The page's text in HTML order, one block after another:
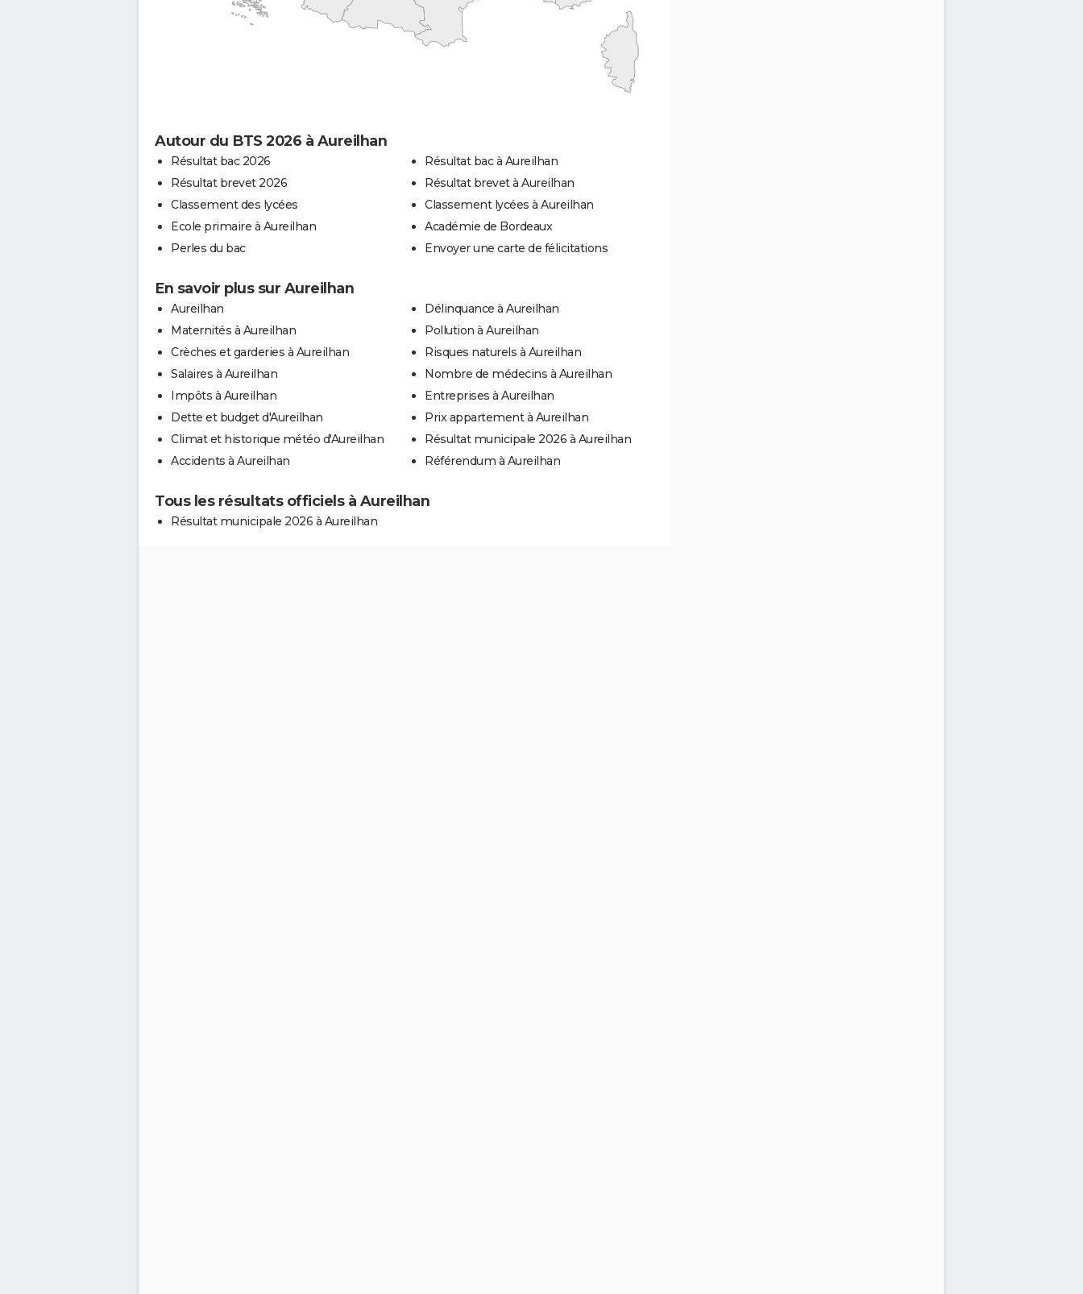
Autour du BTS 2026 à Aureilhan
Résultat bac 2026
Résultat brevet 2026
Classement des lycées
Ecole primaire à Aureilhan
Perles du bac
Résultat bac à Aureilhan
Résultat brevet à Aureilhan
Classement lycées à Aureilhan
Académie de Bordeaux
Envoyer une carte de félicitations
En savoir plus sur Aureilhan
Aureilhan
Maternités à Aureilhan
Crèches et garderies à Aureilhan
Salaires à Aureilhan
Impôts à Aureilhan
Dette et budget d'Aureilhan
Climat et historique météo d'Aureilhan
Accidents à Aureilhan
Délinquance à Aureilhan
Pollution à Aureilhan
Risques naturels à Aureilhan
Nombre de médecins à Aureilhan
Entreprises à Aureilhan
Prix appartement à Aureilhan
Résultat municipale 2026 à Aureilhan
Référendum à Aureilhan
Tous les résultats officiels à Aureilhan
Résultat municipale 2026 à Aureilhan